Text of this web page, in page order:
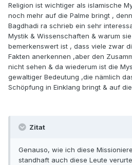
Religion ist wichtiger als islamische
noch mehr auf die Palme bringt ,
Bagdhadi ra schrieb ein sehr
Mystik & Wissenschaften & warum
bemerkenswert ist , dass viele zwar
Fakten anerkennen ,aber den
nicht sehen & da wiederum ist die
gewaltiger Bedeutung ,die nämlich
Schöpfung in Einklang bringt & auf
Zitat
Genauso, wie ich diese
standhaft auch diese Leute